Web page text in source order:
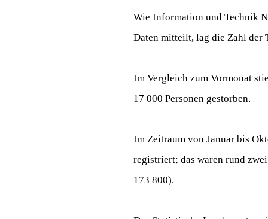
Wie Information und Technik
Daten mitteilt, lag die Zahl der
Im Vergleich zum Vormonat
17 000 Personen gestorben.
Im Zeitraum von Januar bis
registriert; das waren rund
173 800).